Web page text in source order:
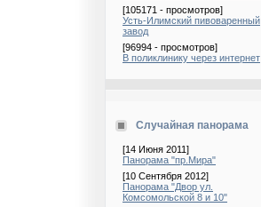
[105171 - просмотров]
Усть-Илимский пивоваренный
завод
[96994 - просмотров]
В поликлинику через интернет
Случайная панорама
[14 Июня 2011]
Панорама "пр.Мира"
[10 Сентября 2012]
Панорама "Двор ул.
Комсомольской 8 и 10"